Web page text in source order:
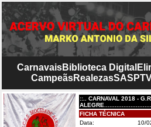
CarnavaisBiblioteca Digital
CampeãsRealezasSASP
::.. CARNAVAL 2018 -
FICHA TÉCNICA
Data:
10/